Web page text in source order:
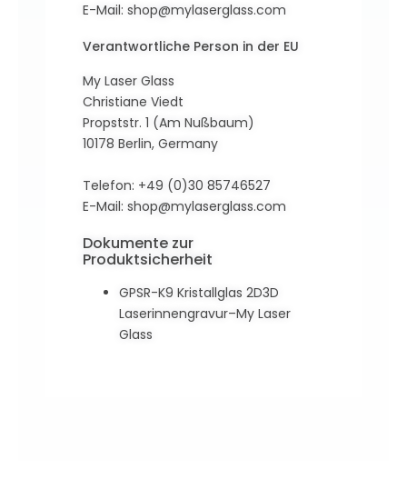
E-Mail: shop@mylaserglass.com
Verantwortliche Person in der EU
My Laser Glass
Christiane Viedt
Propststr. 1 (Am Nußbaum)
10178 Berlin, Germany
Telefon: +49 (0)30 85746527
E-Mail: shop@mylaserglass.com
Dokumente zur
Produktsicherheit
GPSR-K9 Kristallglas 2D3D
Laserinnengravur–My Laser
Glass